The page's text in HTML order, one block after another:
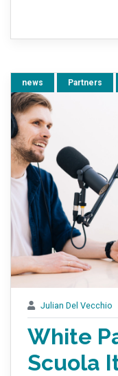
news Partners
Julian Del Vecchio
White
Scuola